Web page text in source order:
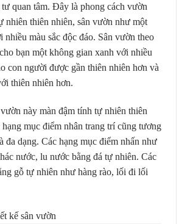
tư quan tâm. Đây là phong cách vườn
nhiên thiên nhiên, sân vườn như một
nhiều màu sắc độc đáo. Sân vườn theo
bạn một không gian xanh với nhiều
con người được gần thiên nhiên hơn và
thiên nhiên hơn.
này màn đậm tính tự nhiên thiên
mục điểm nhân trang trí cũng tương
đa dạng. Các hạng mục điểm nhấn như
nước, lu nước bằng đá tự nhiên. Các
gỗ tự nhiên như hàng rào, lối đi lối